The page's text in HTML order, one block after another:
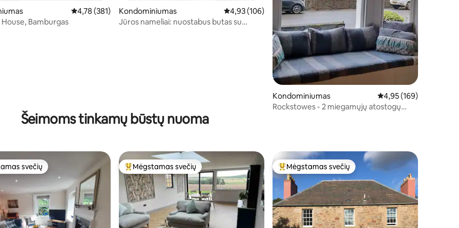
iš 5, atsiliepimų: 113Vidutinis įvertinimas: 4,78 iš 5, atsiliepimų: 381
4,78 (381)
House, Bamburgas
Kondominiumas Vidutinis įvertinimas: 4,93 iš 5, atsiliepimų: 106
4,93 (106)
Jūros nameliai: nuostabus butas su
Kondominiumas Vidutinis įvertinimas:
4,95 (169)
Rockstowes - 2 miegamųjų atostogų
Šeimoms tinkamų būstų nuoma
svečių Svečių mėgstamiausias
Mėgstamas svečių Svečių mėgstamiausias
Mėgstamas svečių